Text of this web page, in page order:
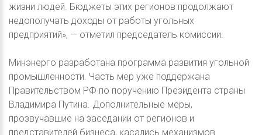
жизни людей. Бюджеты этих регионов продолжают
недополучать доходы от работы угольных
предприятий», — отметил председатель комиссии.
Минэнерго разработана программа развития угольной
промышленности. Часть мер уже поддержана
Правительством РФ по поручению Президента страны
Владимира Путина. Дополнительные меры,
прозвучавшие на заседании от регионов и
представителей бизнеса, касались механизмов